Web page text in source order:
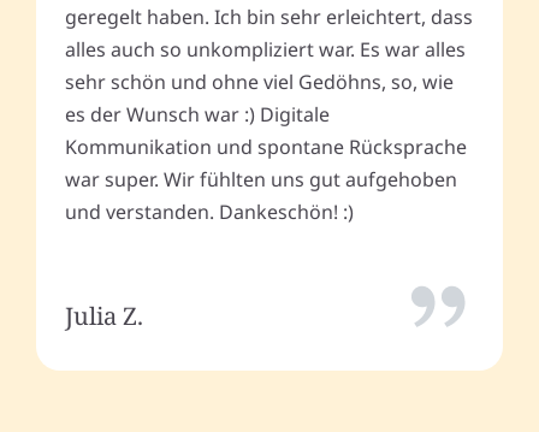
geregelt haben. Ich bin sehr erleichtert, dass
alles auch so unkompliziert war. Es war alles
sehr schön und ohne viel Gedöhns, so, wie
es der Wunsch war :) Digitale
Kommunikation und spontane Rücksprache
war super. Wir fühlten uns gut aufgehoben
und verstanden. Dankeschön! :)
Julia Z.